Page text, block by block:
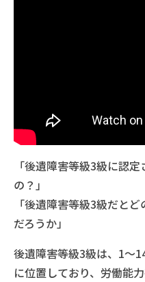
「後遺障害等級3級に認
の？」
「後遺障害等級3級だと
だろうか」
後遺障害等級3級は、1～
に位置しており、労働能